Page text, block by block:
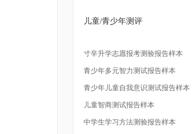
儿童/青少年测评
寸辛升学志愿报考测验报告样本
青少年多元智力测试报告样本
青少年儿童自我意识测试报告样本
儿童智商测试报告样本
中学生学习方法测验报告样本